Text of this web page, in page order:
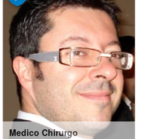
Medico Chirurgo